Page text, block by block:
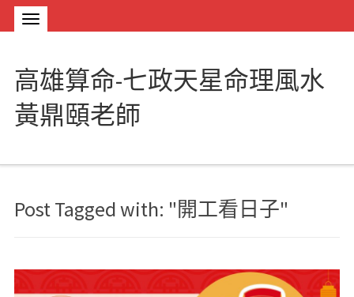
高雄算命-七政天星命理風水
黃鼎頤老師
Post Tagged with: "開工看日子"